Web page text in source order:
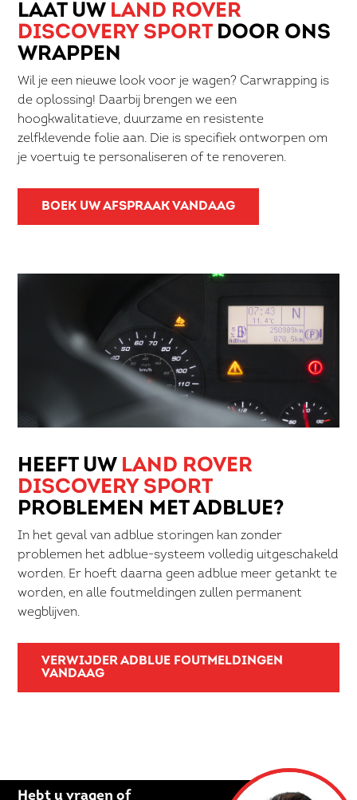
LAAT UW LAND ROVER
DISCOVERY SPORTDOOR ONS
WRAPPEN
Wil je een nieuwe look voor je wagen? Carwrapping is
de oplossing! Daarbij brengen we een
hoogkwalitatieve, duurzame en resistente
zelfklevende folie aan. Die is specifiek ontworpen om
je voertuig te personaliseren of te renoveren.
BOEK UW AFSPRAAK VANDAAG
HEEFT UW LAND ROVER
DISCOVERY SPORT
PROBLEMEN MET ADBLUE?
In het geval van adblue storingen kan zonder
problemen het adblue-systeem volledig uitgeschakeld
worden. Er hoeft daarna geen adblue meer getankt te
worden, en alle foutmeldingen zullen permanent
wegblijven.
VERWIJDER ADBLUE FOUTMELDINGEN
VANDAAG
Hebt u vragen of